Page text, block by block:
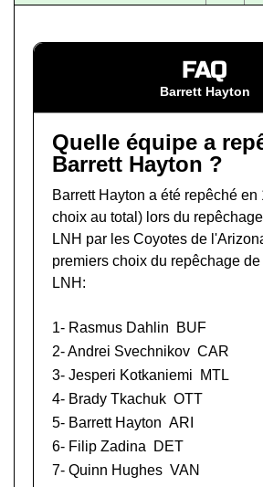
FAQ
Barrett Hayton
Quelle équipe a
Barrett Hayton ?
Barrett Hayton a été repêché en
choix au total) lors du
LNH par les Coyotes de
premiers choix du repêchage
LNH:
1- Rasmus Dahlin
BUF
2-Andrei Svechnikov CAR
3- Jesperi Kotkaniemi
MTL
4- Brady Tkachuk OTT
5- Barrett Hayton ARI
6- Filip Zadina
DET
7- Quinn Hughes VAN